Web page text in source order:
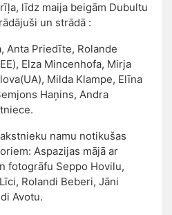
līdz maija beigām Dubultu
un strādā :
Anta Priedīte, Rolande
Elza Mincenhofa, Mirja
Milda Klampe, Elīna
Haņins, Andra
namu notikušas
Aspazijas mājā ar
fotogrāfu Seppo Hovilu,
Rolandi Beberi, Jāni
Avotu.